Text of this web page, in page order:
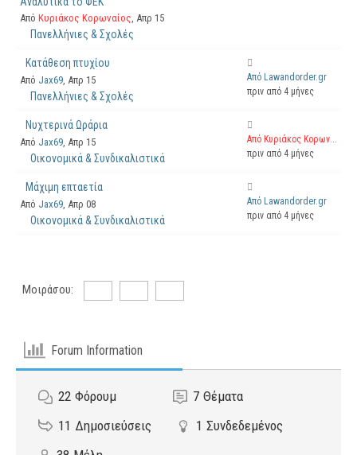
Από Κυριάκος Κορωναίος, Απρ 15
Πανελλήνιες & Σχολές
Κατάθεση πτυχίου
Από Jax69, Απρ 15
Πανελλήνιες & Σχολές
Από Lawandorder.gr
πριν από 4 μήνες
Νυχτερινά Ωράρια
Από Jax69, Απρ 15
Οικονομικά & Συνδικαλιστικά
Από Κυριάκος Κορων...
πριν από 4 μήνες
Μάχιμη επταετία
Από Jax69, Απρ 08
Οικονομικά & Συνδικαλιστικά
Από Lawandorder.gr
πριν από 4 μήνες
Μοιράσου:
Forum Information
22 Φόρουμ 7 Θέματα
11 Δημοσιεύσεις 1 Συνδεδεμένος